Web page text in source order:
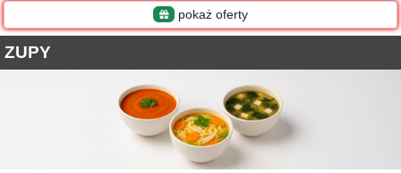
pokaż oferty
ZUPY